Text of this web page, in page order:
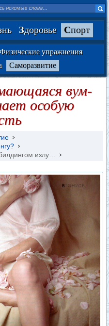
Здоровье Спорт
Физические упражнения
Саморазвитие
вум-
особую
излу…